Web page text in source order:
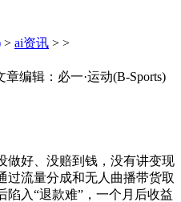
> ai资讯 > >
编辑：必一·运动(B-Sports)
好、没赔到钱，没有讲变现
过流量分成和无人曲播带货取
入“退款难”，一个月后收益